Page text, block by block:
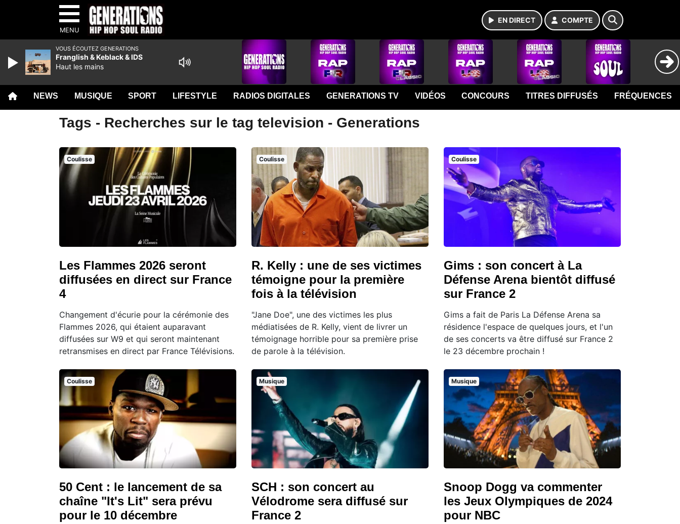
MENU
EN DIRECT COMPTE
NEWS MUSIQUE SPORT LIFESTYLE RADIOS DIGITALES GENERATIONS TV VIDÉOS CONCOURS TITRES DIFFUSÉS FRÉQUENCES
Tags - Recherches sur le tag television - Generations
Coulisse
Les Flammes 2026 seront
diffusées en direct sur France
4
Changement d'écurie pour la cérémonie des
Flammes 2026, qui étaient auparavant
diffusées sur W9 et qui seront maintenant
retransmises en direct par France Télévisions.
Coulisse
R. Kelly : une de ses victimes
témoigne pour la première
fois à la télévision
"Jane Doe", une des victimes les plus
médiatisées de R. Kelly, vient de livrer un
témoignage horrible pour sa première prise
de parole à la télévision.
Coulisse
Gims : son concert à La
Défense Arena bientôt diffusé
sur France 2
Gims a fait de Paris La Défense Arena sa
résidence l'espace de quelques jours, et l'un
de ses concerts va être diffusé sur France 2
le 23 décembre prochain !
Coulisse
50 Cent : le lancement de sa
chaîne "It's Lit" sera prévu
pour le 10 décembre
Musique
SCH : son concert au
Vélodrome sera diffusé sur
France 2
Musique
Snoop Dogg va commenter
les Jeux Olympiques de 2024
pour NBC
VOUS ÉCOUTEZ GENERATIONS
Franglish & Keblack & IDS
Haut les mains